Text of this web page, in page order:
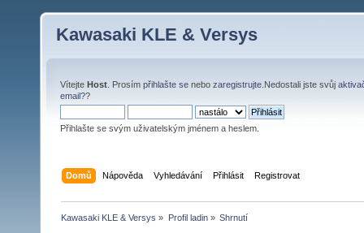
Kawasaki KLE & Versys
Vítejte Host . Prosím přihlašte se nebo zaregistrujte .Nedostali jste svůj
email??
Přihlašte se svým uživatelským jménem a heslem.
Domů Nápověda Vyhledávání Přihlásit Registrovat
Kawasaki KLE & Versys » Profil ladin» Shrnutí